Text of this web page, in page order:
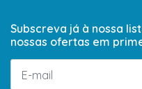
Subscreva já à nossa
nossas ofertas em